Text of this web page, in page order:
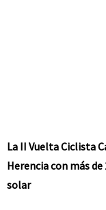
La II Vuelta Ciclista
Herencia con más
solar